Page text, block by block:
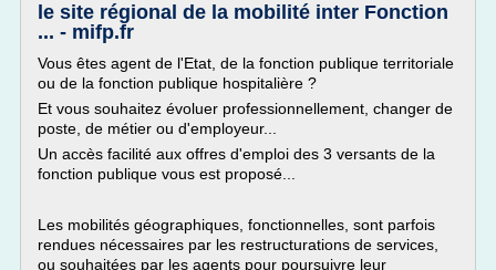
le site régional de la mobilité inter Fonction
... - mifp.fr
Vous êtes agent de l'Etat, de la fonction publique territoriale
ou de la fonction publique hospitalière ?
Et vous souhaitez évoluer professionnellement, changer de
poste, de métier ou d'employeur...
Un accès facilité aux offres d'emploi des 3 versants de la
fonction publique vous est proposé...
Les mobilités géographiques, fonctionnelles, sont parfois
rendues nécessaires par les restructurations de services,
ou souhaitées par les agents pour poursuivre leur